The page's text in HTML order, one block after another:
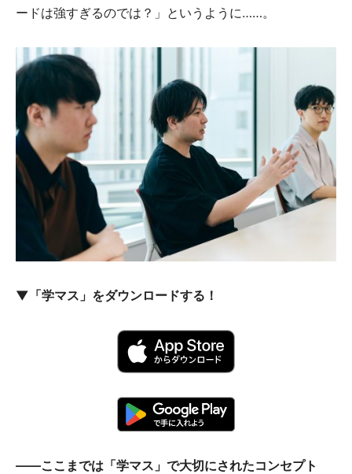
ードは強すぎるのでは？」というように……。
▼「学マス」をダウンロードする！
――ここまでは「学マス」で大切にされたコンセプト